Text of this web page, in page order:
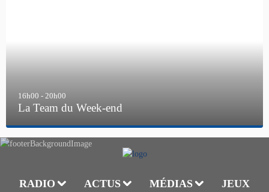
LA TEAM DU WEEK-END
16h00 - 20h00
La Team du Week-end
RADIO ACTUS MÉDIAS JEUX